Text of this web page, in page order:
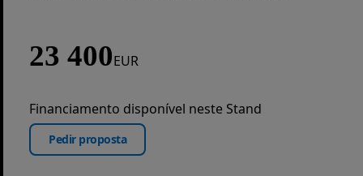
23 400EUR
Financiamento disponível neste Stand
Pedir proposta